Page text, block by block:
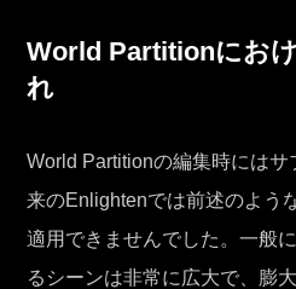
World Partitionにお
れ
World Partitionの編集時には
来のEnlightenでは前述のよう
適用できませんでした。一般
るシーンは非常に広大で、膨